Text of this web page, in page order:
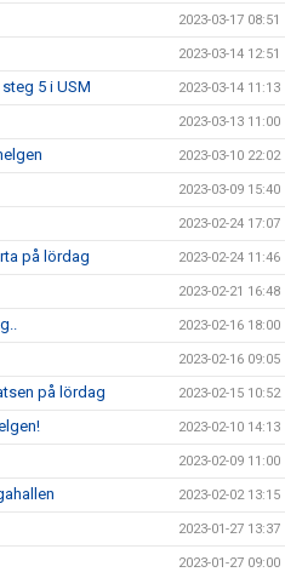
2023-03-17 08:51
2023-03-14 12:51
5 i USM 2023-03-14 11:13
2023-03-13 11:00
2023-03-10 22:02
2023-03-09 15:40
2023-02-24 17:07
på lördag 2023-02-24 11:46
2023-02-21 16:48
2023-02-16 18:00
2023-02-16 09:05
på lördag 2023-02-15 10:52
2023-02-10 14:13
2023-02-09 11:00
2023-02-02 13:15
2023-01-27 13:37
2023-01-27 09:00